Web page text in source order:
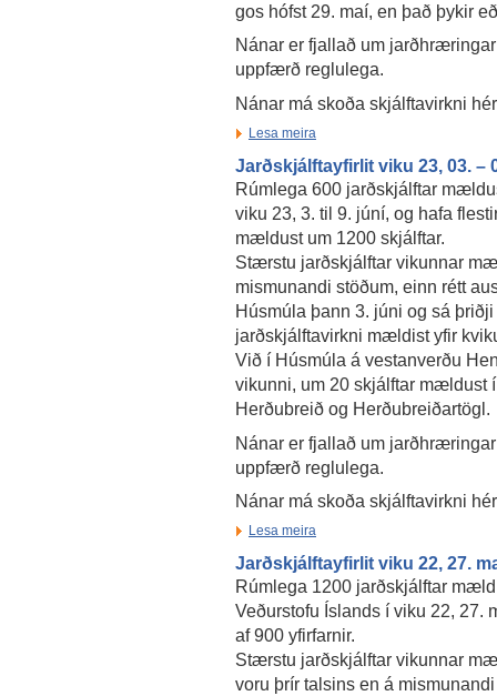
gos hófst 29. maí, en það þykir
Nánar er fjallað um
uppfærð reglulega.
Nánar má skoða skjálftavirkni
Lesa meira
Jarðskjálftayfirlit viku 23, 03. –
Rúmlega 600 jarðskjálftar
viku 23, 3. til 9. júní, og hafa
mældust um 1200 skjálftar.
Stærstu jarðskjálftar vikunnar
mismunandi stöðum, einn rétt
Húsmúla þann 3. júni og sá
jarðskjálftavirkni mældist yfir
Við í Húsmúla á vestanverðu
vikunni, um 20 skjálftar mældust
Herðubreið og Herðubreiðartögl.
Nánar er fjallað um
uppfærð reglulega.
Nánar má skoða skjálftavirkni
Lesa meira
Jarðskjálftayfirlit viku 22, 27.
Rúmlega 1200 jarðskjálftar
Veðurstofu Íslands í viku 22, 27.
af 900 yfirfarnir.
Stærstu jarðskjálftar vikunnar
voru þrír talsins en á